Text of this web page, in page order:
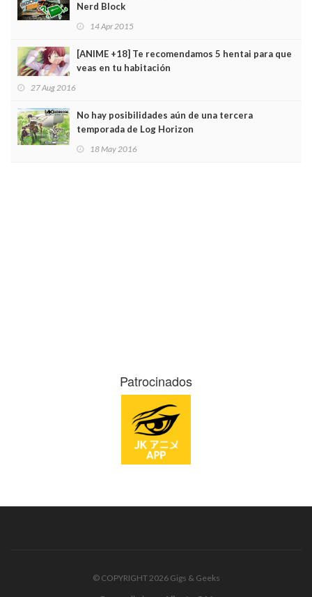
Nerd Block
14 Apr 2015
[ANIME +18] Te recomendamos 5 hentai para que
veas en tu habitación
27 Aug 2016
No hay posibilidades aún de una tercera
temporada de Log Horizon
18 May 2016
Patrocinados
© COPYRIGHT 2026 Gigs & Geeks